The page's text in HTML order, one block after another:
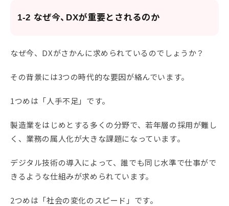
1-2 なぜ今、DXが重要とされるのか
なぜ今、DXがさかんに求められているのでしょうか？
その背景には3つの時代的な要因が絡んでいます。
1つめは「人手不足」です。
製造業をはじめとする多くの分野で、若年層の採用が難し
く、業務の属人化が大きな課題になっています。
デジタル技術の導入によって、誰でも同じ水準で仕事がで
きるような仕組みが求められています。
2つめは「社会の変化のスピード」です。